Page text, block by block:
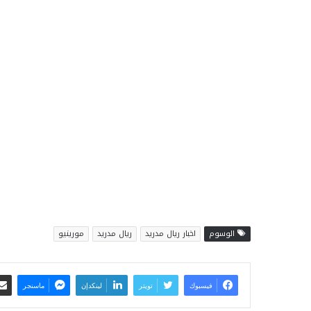
الوسوم اخبار ريال مدريد ريال مدريد مورينيو
فيسبوك تويتر لينكدإن ماسنجر